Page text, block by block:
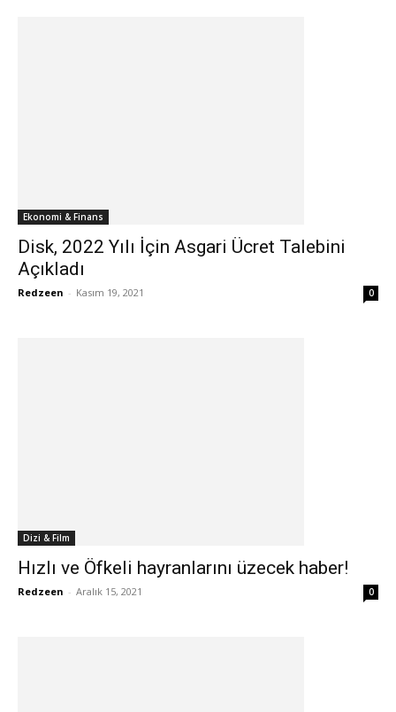
Ekonomi & Finans
Disk, 2022 Yılı İçin Asgari Ücret Talebini
Açıkladı
Redzeen - Kasım 19, 2021 0
Dizi & Film
Hızlı ve Öfkeli hayranlarını üzecek haber!
Redzeen - Aralık 15, 2021 0